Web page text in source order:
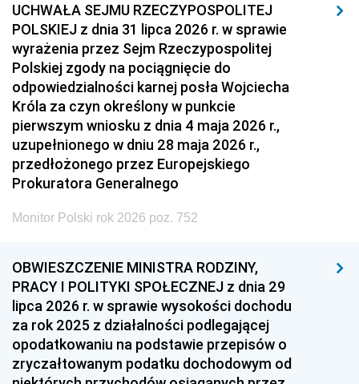
UCHWAŁA SEJMU RZECZYPOSPOLITEJ
POLSKIEJ z dnia 31 lipca 2026 r. w sprawie
wyrażenia przez Sejm Rzeczypospolitej
Polskiej zgody na pociągnięcie do
odpowiedzialności karnej posła Wojciecha
Króla za czyn określony w punkcie
pierwszym wniosku z dnia 4 maja 2026 r.,
uzupełnionego w dniu 28 maja 2026 r.,
przedłożonego przez Europejskiego
Prokuratora Generalnego
Monitor Polski rok 2026 poz. 752
OBWIESZCZENIE MINISTRA RODZINY,
PRACY I POLITYKI SPOŁECZNEJ z dnia 29
lipca 2026 r. w sprawie wysokości dochodu
za rok 2025 z działalności podlegającej
opodatkowaniu na podstawie przepisów o
zryczałtowanym podatku dochodowym od